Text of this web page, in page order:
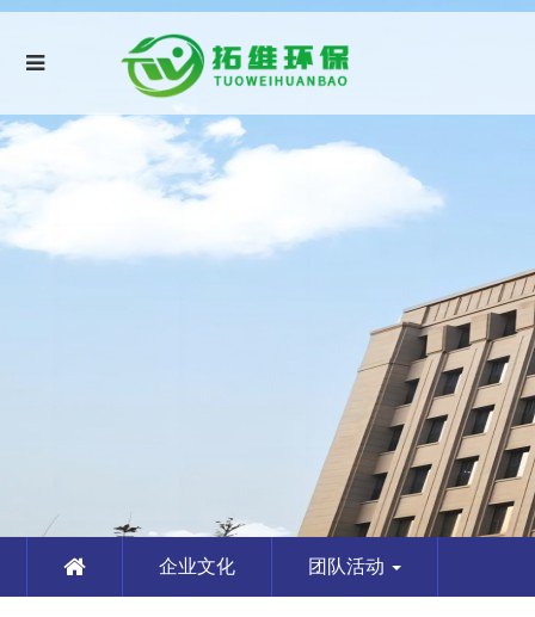
企业文化 团队活动